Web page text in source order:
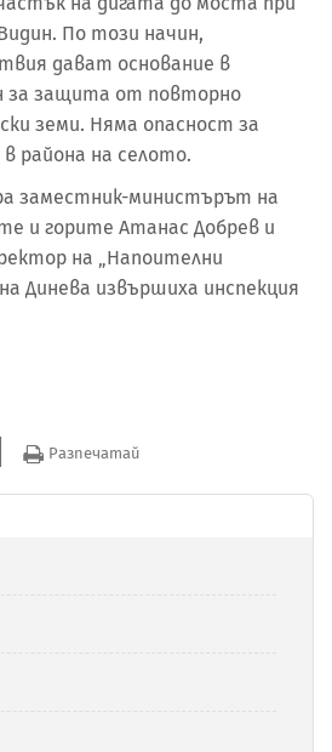
По този начин,
дават основание в
за защита от повторно
земи. Няма опасност за
района на селото.
заместник-министърът на
и горите Атанас Добрев и
на „Напоителни
Динева извършиха инспекция
Разпечатай